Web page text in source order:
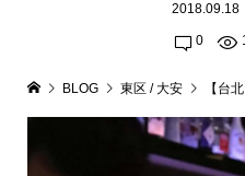
2018.09.18
0
BLOG 東区 / 大安 【台北 Bar